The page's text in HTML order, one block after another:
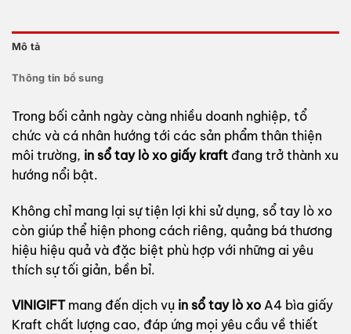
Mô tả
Thông tin bổ sung
Trong bối cảnh ngày càng nhiều doanh nghiệp, tổ
chức và cá nhân hướng tới các sản phẩm thân thiện
môi trường, in sổ tay lò xo giấy kraft đang trở thành xu
hướng nổi bật.
Không chỉ mang lại sự tiện lợi khi sử dụng, sổ tay lò xo
còn giúp thể hiện phong cách riêng, quảng bá thương
hiệu hiệu quả và đặc biệt phù hợp với những ai yêu
thích sự tối giản, bền bỉ.
VINIGIFTmang đến dịch vụ in sổ tay lò xo A4 bìa giấy
Kraft chất lượng cao, đáp ứng mọi yêu cầu về thiết